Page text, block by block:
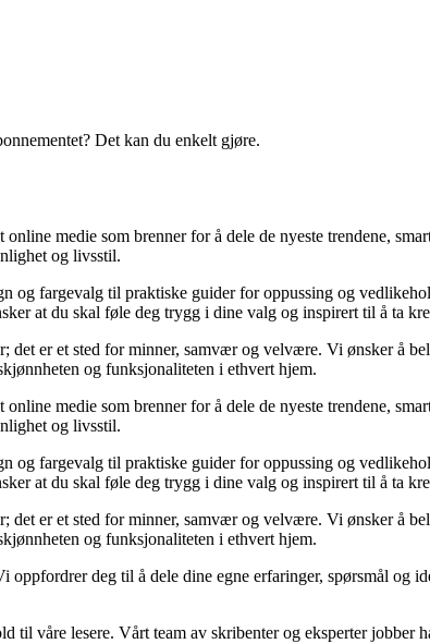
Det kan du enkelt gjøre.
medie som brenner for å dele de nyeste trendene,
og livsstil.
fargevalg til praktiske guider for oppussing og
at du skal føle deg trygg i dine valg og inspirert til å ta
er et sted for minner, samvær og velvære. Vi ønsker å
og funksjonaliteten i ethvert hjem.
medie som brenner for å dele de nyeste trendene,
og livsstil.
fargevalg til praktiske guider for oppussing og
at du skal føle deg trygg i dine valg og inspirert til å ta
er et sted for minner, samvær og velvære. Vi ønsker å
og funksjonaliteten i ethvert hjem.
deg til å dele dine egne erfaringer, spørsmål og
våre lesere. Vårt team av skribenter og eksperter jobber